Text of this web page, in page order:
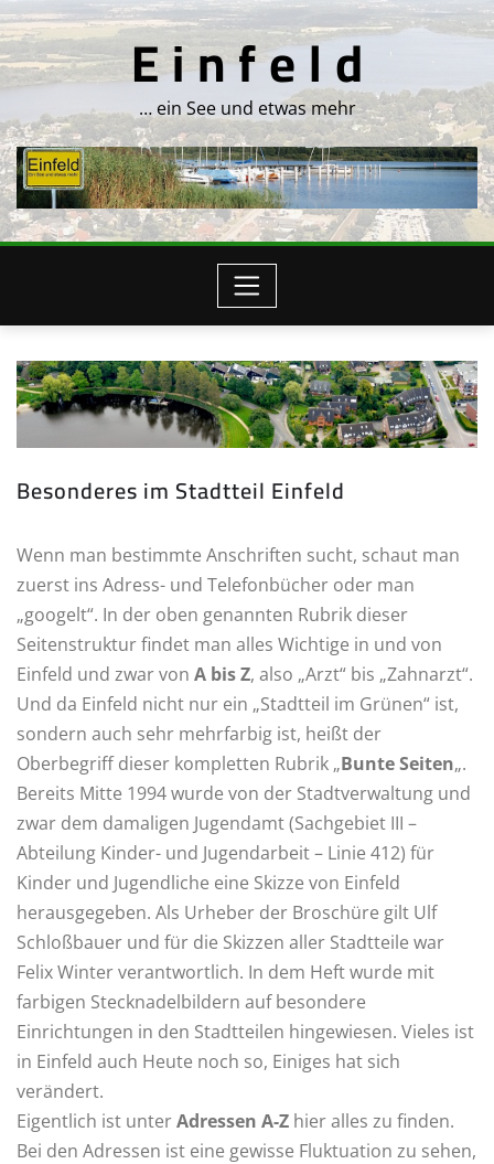
Skip
to
content
E i n f e l d
… ein See und etwas mehr
Besonderes im Stadtteil Einfeld
Wenn man bestimmte Anschriften sucht, schaut man
zuerst ins Adress- und Telefonbücher oder man
„googelt“. In der oben genannten Rubrik dieser
Seitenstruktur findet man alles Wichtige in und von
Einfeld und zwar von A bis Z, also „Arzt“ bis „Zahnarzt“.
Und da Einfeld nicht nur ein „Stadtteil im Grünen“ ist,
sondern auch sehr mehrfarbig ist, heißt der
Oberbegriff dieser kompletten Rubrik „Bunte Seiten„.
Bereits Mitte 1994 wurde von der Stadtverwaltung und
zwar dem damaligen Jugendamt (Sachgebiet III –
Abteilung Kinder- und Jugendarbeit – Linie 412) für
Kinder und Jugendliche eine Skizze von Einfeld
herausgegeben. Als Urheber der Broschüre gilt Ulf
Schloßbauer und für die Skizzen aller Stadtteile war
Felix Winter verantwortlich. In dem Heft wurde mit
farbigen Stecknadelbildern auf besondere
Einrichtungen in den Stadtteilen hingewiesen. Vieles ist
in Einfeld auch Heute noch so, Einiges hat sich
verändert.
Eigentlich ist unterAdressen A-Z hier alles zu finden.
Bei den Adressen ist eine gewisse Fluktuation zu sehen,